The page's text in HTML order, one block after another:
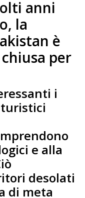
anni
la
è
per
i
e alla
desolati
di meta